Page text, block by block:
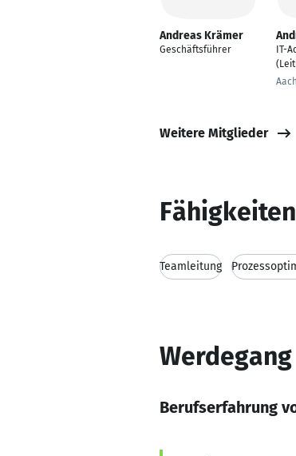
Andreas Krämer
Geschäftsführer
IT-
Weitere Mitglieder
Teamleitung
Werdegang
Berufserfahrung